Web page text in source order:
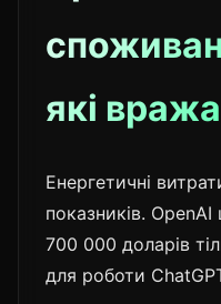
які
Енергетичні
показників.
700 000 доларів
для роботи